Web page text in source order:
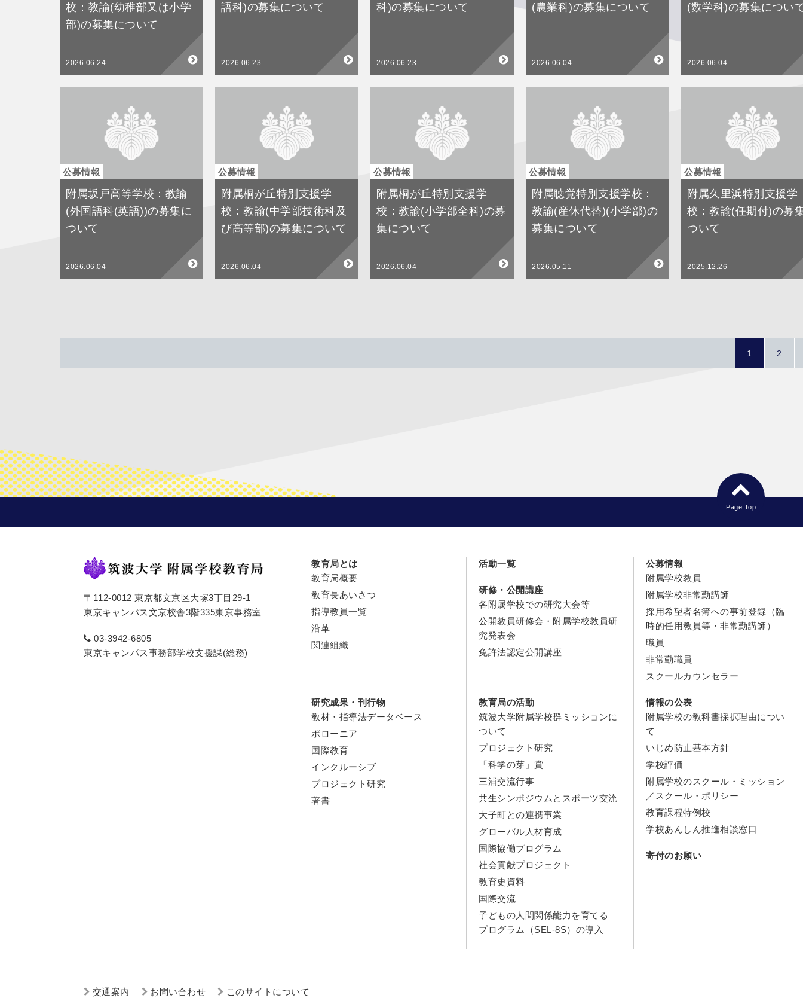
校：教諭(幼稚部又は小学
部)の募集について
2026.06.24
語科)の募集について
2026.06.23
科)の募集について
2026.06.23
(農業科)の募集について
2026.06.04
(数学科)の募集につい
2026.06.04
公募情報
附属坂戸高等学校：教諭
(外国語科(英語))の募集に
ついて
2026.06.04
公募情報
附属桐が丘特別支援学
校：教諭(中学部技術科及
び高等部)の募集について
2026.06.04
公募情報
附属桐が丘特別支援学
校：教諭(小学部全科)の募
集について
2026.06.04
公募情報
附属聴覚特別支援学校：
教諭(産休代替)(小学部)の
募集について
2026.05.11
公募情報
附属久里浜特別支援学
校：教諭(任期付)の募
ついて
2025.12.26
1 2
Page Top
〒112-0012 東京都文京区大塚3丁目29-1
東京キャンパス文京校舎3階335東京事務室
03-3942-6805
東京キャンパス事務部学校支援課(総務)
教育局とは
教育局概要
教育長あいさつ
指導教員一覧
沿革
関連組織
活動一覧
研修・公開講座
各附属学校での研究大会等
公開教員研修会・附属学校教員研
究発表会
免許法認定公開講座
公募情報
附属学校教員
附属学校非常勤講師
採用希望者名簿への事前登録（臨
時的任用教員等・非常勤講師）
職員
非常勤職員
スクールカウンセラー
研究成果・刊行物
教材・指導法データベース
ポローニア
国際教育
インクルーシブ
プロジェクト研究
著書
教育局の活動
筑波大学附属学校群ミッションに
ついて
プロジェクト研究
「科学の芽」賞
三浦交流行事
共生シンポジウムとスポーツ交流
大子町との連携事業
グローバル人材育成
国際協働プログラム
社会貢献プロジェクト
教育史資料
国際交流
子どもの人間関係能力を育てる
プログラム（SEL-8S）の導入
情報の公表
附属学校の教科書採択理由につい
て
いじめ防止基本方針
学校評価
附属学校のスクール・ミッション
／スクール・ポリシー
教育課程特例校
学校あんしん推進相談窓口
寄付のお願い
交通案内 お問い合わせ このサイトについて